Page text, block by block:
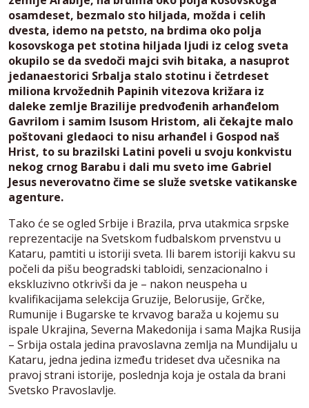
osamdeset, bezmalo sto hiljada, možda i celih
dvesta, idemo na petsto, na brdima oko polja
kosovskoga pet stotina hiljada ljudi iz celog sveta
okupilo se da svedoči majci svih bitaka, a nasuprot
jedanaestorici Srbalja stalo stotinu i četrdeset
miliona krvožednih Papinih vitezova križara iz
daleke zemlje Brazilije predvođenih arhanđelom
Gavrilom i samim Isusom Hristom, ali čekajte malo
poštovani gledaoci to nisu arhanđel i Gospod naš
Hrist, to su brazilski Latini poveli u svoju konkvistu
nekog crnog Barabu i dali mu sveto ime Gabriel
Jesus neverovatno čime se služe svetske vatikanske
agenture.
Tako će se ogled Srbije i Brazila, prva utakmica srpske
reprezentacije na Svetskom fudbalskom prvenstvu u
Kataru, pamtiti u istoriji sveta. Ili barem istoriji kakvu su
počeli da pišu beogradski tabloidi, senzacionalno i
ekskluzivno otkrivši da je – nakon neuspeha u
kvalifikacijama selekcija Gruzije, Belorusije, Grčke,
Rumunije i Bugarske te krvavog baraža u kojemu su
ispale Ukrajina, Severna Makedonija i sama Majka Rusija
– Srbija ostala jedina pravoslavna zemlja na Mundijalu u
Kataru, jedna jedina između trideset dva učesnika na
pravoj strani istorije, poslednja koja je ostala da brani
Svetsko Pravoslavlje.